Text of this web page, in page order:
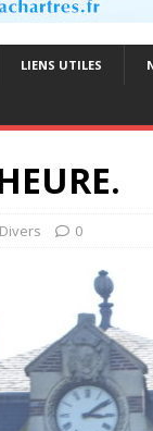
LIENS UTILES
Divers 0